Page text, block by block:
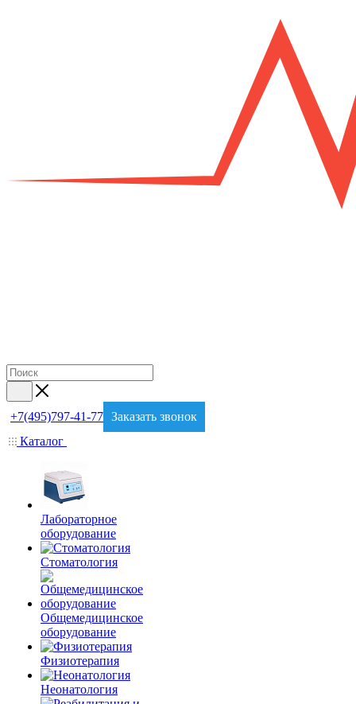
+7(495)797-41-77 Заказать звонок
Каталог
Лабораторное
оборудование
Стоматология
Общемедицинское
оборудование
Физиотерапия
Неонатология